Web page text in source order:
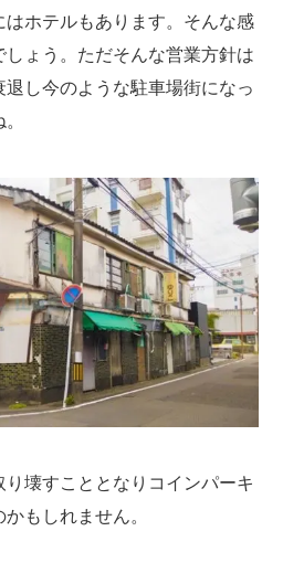
ホテルもあります。そんな感
しょう。ただそんな営業方針は
退し今のような駐車場街になっ
壊すこととなりコインパーキ
もしれません。